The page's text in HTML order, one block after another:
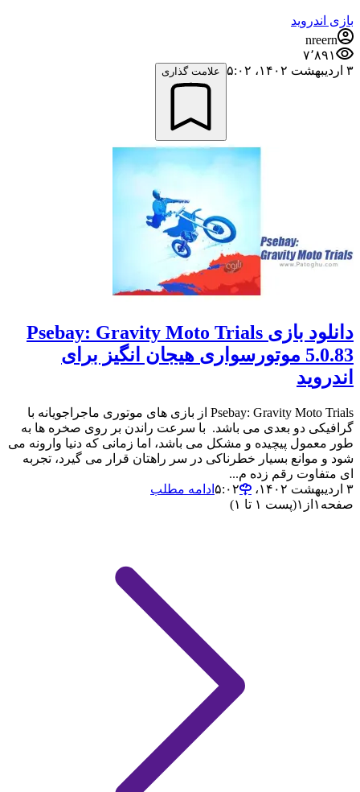
بازی اندروید
nreern
۷٬۸۹۱
۳ اردیبهشت ۱۴۰۲،‏ ۵:۰۲
علامت گذاری
دانلود بازی Psebay: Gravity Moto Trials
5.0.83 موتورسواری هیجان انگیز برای
اندروید
Psebay: Gravity Moto Trials از بازی های موتوری ماجراجویانه با
گرافیکی دو بعدی می باشد. با سرعت راندن بر روی صخره ها به
طور معمول پیچیده و مشکل می باشد، اما زمانی که دنیا وارونه می
شود و موانع بسیار خطرناکی در سر راهتان قرار می گیرد، تجربه
ای متفاوت رقم زده م...
۳ اردیبهشت ۱۴۰۲،‏ ۵:۰۲
ادامه مطلب
صفحه ۱ از ۱(پست ۱ تا ۱)